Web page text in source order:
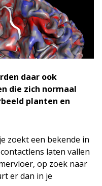
daar ook
die zich normaal
planten en
zoekt een bekende in
laten vallen
op zoek naar
er dan in je